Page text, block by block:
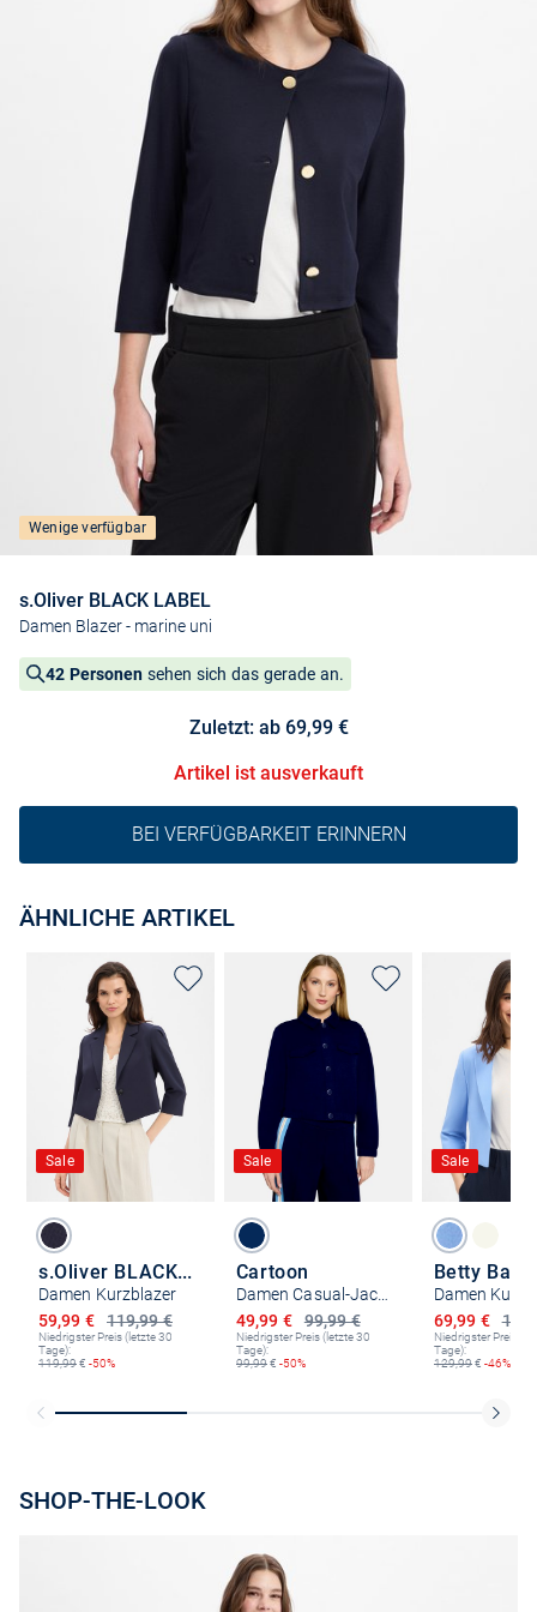
Wenige verfügbar
s.Oliver BLACK LABEL
Damen Blazer- marine uni
42 Personen sehen sich das gerade an.
Zuletzt: ab 69,99 €
Artikel ist ausverkauft
BEI VERFÜGBARKEIT ERINNERN
ÄHNLICHE ARTIKEL
Sale
s.Oliver BLACK LABEL
Damen Kurzblazer
119,99 €
Ermäßigter Preis
59,99 €
Niedrigster Preis (letzte 30
Tage):
119,99€ -50%
Sale
Cartoon
Damen Casual-Jacke
99,99 €
Ermäßigter Preis
49,99 €
Niedrigster Preis (letzte 30
Tage):
99,99€ -50%
Sale
Betty
Damen
Ermäßigter
69,99 €
Niedrigster Preis
Tage):
129,99€ -46%
SHOP-THE-LOOK